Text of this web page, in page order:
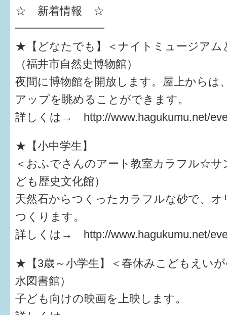
☆ 新着情報 ☆
━━━━━━━━
★【どなたでも】＜ナイトミュージアム
（福井市自然史博物館）
夜間に博物館を開放します。屋上からは
アップを眺めることができます。
詳しくは→ http://www.hagukumu.net/
★【小中学生】
＜おふでさんのアート教室カラフル☆サ
ども歴史文化館）
天然石からつくったカラフルな砂で、オ
つくります。
詳しくは→ http://www.hagukumu.net/
★【3歳～小学生】＜春休みこどもえい
水図書館）
子ども向けの映画を上映します。